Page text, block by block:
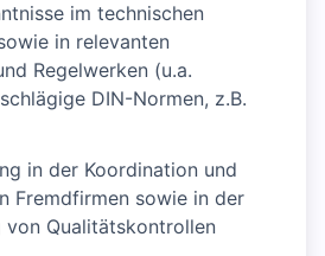
im technischen
in relevanten
Regelwerken (u.a.
DIN-Normen, z.B.
in der Koordination und
Fremdfirmen sowie in der
von Qualitätskontrollen